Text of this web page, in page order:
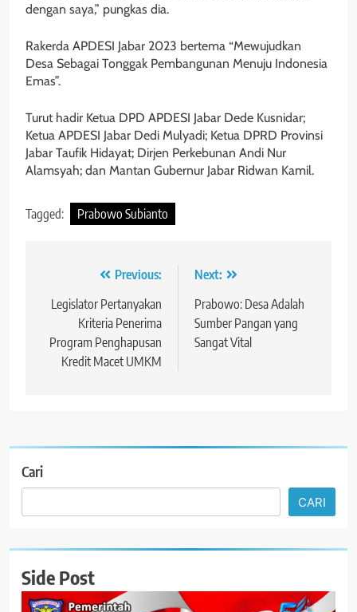
dengan saya,” pungkas dia.
Rakerda APDESI Jabar 2023 bertema “Mewujudkan
Desa Sebagai Tonggak Pembangunan Menuju Indonesia
Emas”.
Turut hadir Ketua DPD APDESI Jabar Dede Kusnidar;
Ketua APDESI Jabar Dedi Mulyadi; Ketua DPRD Provinsi
Jabar Taufik Hidayat; Dirjen Perkebunan Andi Nur
Alamsyah; dan Mantan Gubernur Jabar Ridwan Kamil.
Tagged: Prabowo Subianto
Navigasi
pos
Previous:
Legislator Pertanyakan
Kriteria Penerima
Program Penghapusan
Kredit Macet UMKM
Next:
Prabowo: Desa Adalah
Sumber Pangan yang
Sangat Vital
Cari
CARI
Side Post